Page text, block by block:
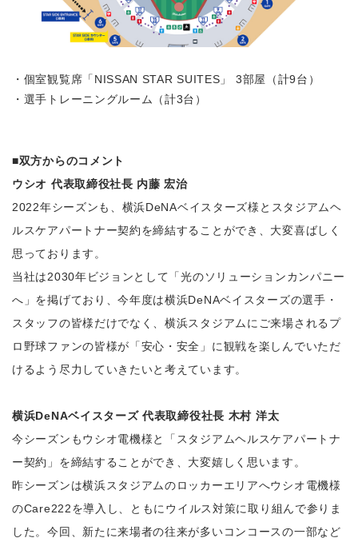
・個室観覧席「NISSAN STAR SUITES」 3部屋（計9台）
・選手トレーニングルーム（計3台）
■双方からのコメント
ウシオ 代表取締役社長 内藤 宏治
2022年シーズンも、横浜DeNAベイスターズ様とスタジアムヘ
ルスケアパートナー契約を締結することができ、大変喜ばしく
思っております。
当社は2030年ビジョンとして「光のソリューションカンパニー
へ」を掲げており、今年度は横浜DeNAベイスターズの選手・
スタッフの皆様だけでなく、横浜スタジアムにご来場されるプ
ロ野球ファンの皆様が「安心・安全」に観戦を楽しんでいただ
けるよう尽力していきたいと考えています。
横浜DeNAベイスターズ 代表取締役社長 木村 洋太
今シーズンもウシオ電機様と「スタジアムヘルスケアパートナ
ー契約」を締結することができ、大変嬉しく思います。
昨シーズンは横浜スタジアムのロッカーエリアへウシオ電機様
のCare222を導入し、ともにウイルス対策に取り組んで参りま
した。今回、新たに来場者の往来が多いコンコースの一部など